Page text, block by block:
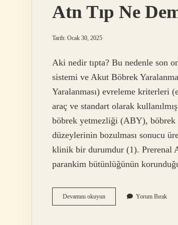
Atn Tıp Ne
Tarih: Ocak 30, 2025
Aki nedir tıpta? Bu nedenle son
sistemi ve Akut Böbrek
Yaralanması) evreleme kriterleri
araç ve standart olarak
böbrek yetmezliği (ABY), böbrek
düzeylerinin bozulması sonucu
klinik bir durumdur (1). Prerenal
parankim bütünlüğünün
Devamını okuyunAtn
Tıp
Yorum Bırak